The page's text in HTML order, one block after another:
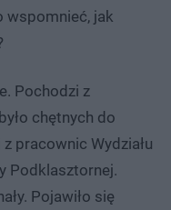
wspomnieć, jak
Pochodzi z
chętnych do
pracownic Wydziału
Podklasztornej.
Pojawiło się